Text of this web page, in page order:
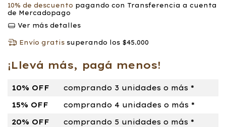
10% de descuento pagando con Transferencia a cuenta
de Mercadopago
Ver más detalles
Envío gratis superando los $45.000
¡Llevá más, pagá menos!
10% OFF
comprando 3 unidades o más *
15% OFF
comprando 4 unidades o más *
20% OFF
comprando 5 unidades o más *